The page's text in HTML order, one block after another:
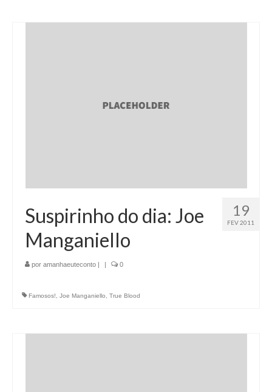
19
FEV 2011
Suspirinho do dia: Joe
Manganiello
por amanhaeuteconto 0
Famosos!, Joe Manganiello, True Blood